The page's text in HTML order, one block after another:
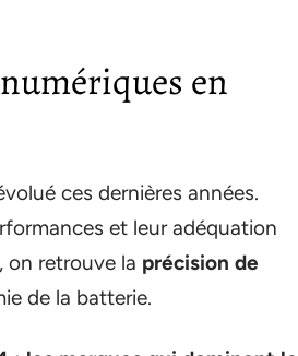
en
ces dernières années.
et leur adéquation
on retrouve la précision de
de la batterie.